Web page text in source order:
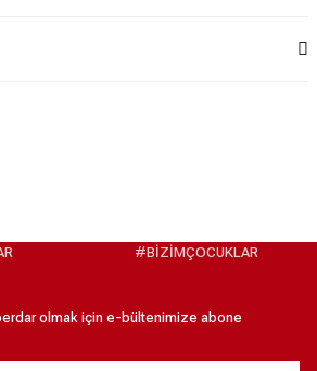
#BİZİMÇOCUKLAR
olmak için e-bültenimize abone